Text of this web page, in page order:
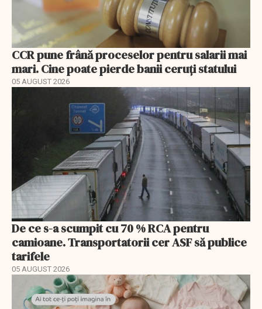
CCR pune frână proceselor pentru salarii mai
mari. Cine poate pierde banii ceruți statului
05 AUGUST 2026
De ce s-a scumpit cu 70 % RCA pentru
camioane. Transportatorii cer ASF să publice
tarifele
05 AUGUST 2026